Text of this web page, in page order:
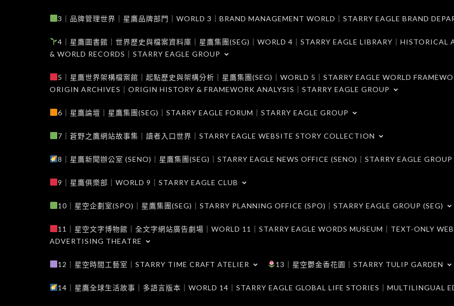
3｜品牌管理世界｜星鷹品牌部門｜WORLD 3｜BRAND MANAGEMENT WORLD｜STARRY EAGLE BRAND
4｜星鷹圖書館｜世界歷史與檔案資料庫｜星鷹集團(SEG)｜WORLD 4｜STARRY EAGLE LIBRARY｜HISTORICAL
& WORLD RECORDS｜STARRY EAGLE GROUP
5｜星鷹世界架構檔案館｜起點歷史與架構分析｜星鷹集團(SEG)｜WORLD 5｜STARRY EAGLE WORLD
ORIGIN ARCHIVES｜ORIGIN HISTORY & FRAMEWORK ANALYSIS｜STARRY EAGLE GROUP
6｜星鷹論壇｜星鷹集團(SEG)｜STARRY EAGLE FORUM｜STARRY EAGLE GROUP
7｜蒼野之鷹網站故事集｜讀者入口世界｜STARRY EAGLE WEBSITE STORY COLLECTION
8｜星鷹新聞辦公室 (SENO)｜星鷹集團(SEG)｜STARRY EAGLE NEWS OFFICE (SENO)｜STARRY EAGLE GROUP
9｜星鷹俱樂部｜WORLD 9｜STARRY EAGLE CLUB
10｜星空企劃室(SPO)｜星鷹集團(SEG)｜STARRY PLANNING OFFICE (SPO)｜STARRY EAGLE GROUP (SEG)
11｜星空文字博物館｜全文字網站廣告劇場｜WORLD 11｜STARRY EAGLE WORDS MUSEUM｜TEXT-ONLY
ADVERTISING THEATRE
12｜星空時間工藝室｜STARRY TIME CRAFT ATELIER 13｜星空鬱金香花園｜STARRY TULIP GARDEN
14｜星鷹全球生活故事｜多語言版本｜WORLD 14｜STARRY EAGLE GLOBAL LIFE STORIES｜MULTILINGUAL